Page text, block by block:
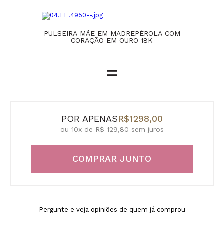
PULSEIRA MÃE EM MADREPÉROLA COM
CORAÇÃO EM OURO 18K
=
POR APENASR$1298,00
ou 10x de R$ 129,80 sem juros
COMPRAR JUNTO
Pergunte e veja opiniões de quem já comprou